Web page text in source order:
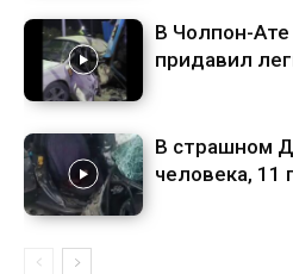
В Чолпон-
придавил
В страшном
человека, 11